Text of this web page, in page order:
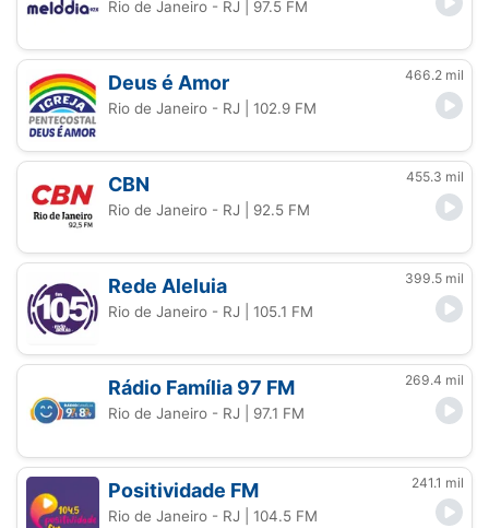
Rio de Janeiro - RJ | 97.5 FM
Deus é Amor 466.2 mil
Rio de Janeiro - RJ | 102.9 FM
CBN 455.3 mil
Rio de Janeiro - RJ | 92.5 FM
Rede Aleluia 399.5 mil
Rio de Janeiro - RJ | 105.1 FM
Rádio Família 97 FM 269.4 mil
Rio de Janeiro - RJ | 97.1 FM
Positividade FM 241.1 mil
Rio de Janeiro - RJ | 104.5 FM